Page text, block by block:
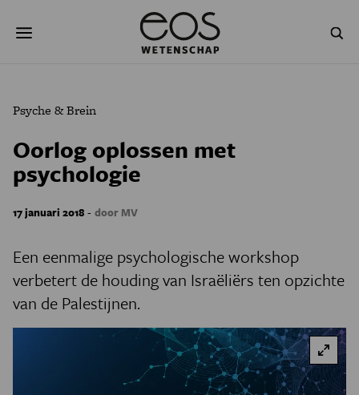
naar
NATUURWETENSCHAPPEN
PSYCHE & BREIN
PODCAST AGENDA
JONGE UITDAGERS
Psyche & Brein
Oorlog oplossen met
psychologie
17 januari 2018 - door MV
Een eenmalige psychologische workshop
verbetert de houding van Israëliërs ten opzichte
van de Palestijnen.